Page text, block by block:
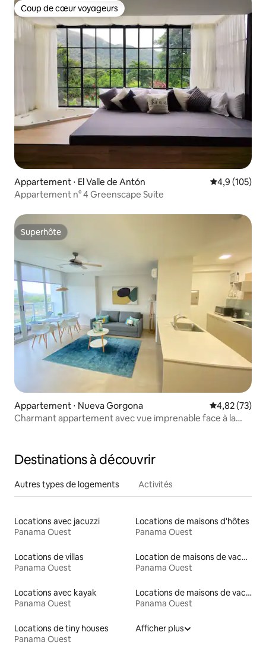
Coup de cœur voyageurs
Coup de cœur voyageurs
Appartement ⋅ El Valle de Antón Évaluation
4,9 (105)
Appartement n° 4 Greenscape Suite
Superhôte
Superhôte
Appartement ⋅ Nueva Gorgona Évaluation
4,82 (73)
Charmant appartement avec vue imprenable face à la
Destinations à découvrir
Autres types de logements Activités
Locations avec jacuzzi
Panama Ouest
Locations de maisons d'hôtes
Panama Ouest
Locations de villas
Panama Ouest
Location de maisons de vacances
Panama Ouest
Locations avec kayak
Panama Ouest
Locations de maisons de vacances
Panama Ouest
Locations de tiny houses
Panama Ouest
Afficher plus